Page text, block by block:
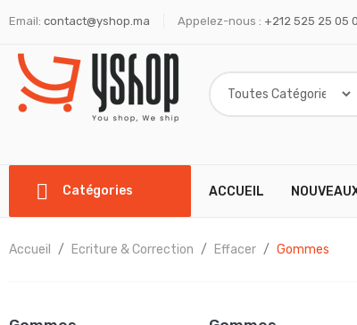
Email: contact@yshop.ma Appelez-nous : +212 525 25 05
Catégories ACCUEIL
Accueil Ecriture & Correction Effacer Gommes